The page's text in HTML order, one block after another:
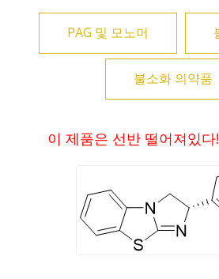
PAG 및 모노머
불소화 의약품
이 제품은 선반 떨어져있다!